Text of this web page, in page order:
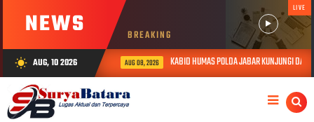
NEWS BREAKING
LIVE
wb_sunny AUG, 10 2026 AUG 08, 2026 KABID HUMAS POLDA JABAR KUNJUNGI DAN